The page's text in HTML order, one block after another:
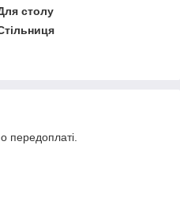
столу
передоплаті.